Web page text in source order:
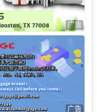
广告
广告